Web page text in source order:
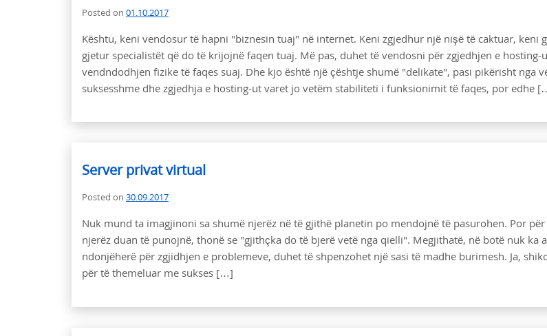
Posted on 01.10.2017
Kështu, keni vendosur të hapni "biznesin tuaj" në internet. Keni zgjedhur një nişë të caktuar, keni
gjetur specialistët që do të krijojnë faqen tuaj. Më pas, duhet të vendosni për zgjedhjen e hosting-
vendndodhjen fizike të faqes suaj. Dhe kjo është një çështje shumë "delikate", pasi pikërisht nga
suksesshme dhe zgjedhja e hosting-ut varet jo vetëm stabiliteti i funksionimit të faqes, por edhe
Server privat virtual
Posted on 30.09.2017
Nuk mund ta imagjinoni sa shumë njerëz në të gjithë planetin po mendojnë të pasurohen. Por
njerëz duan të punojnë, thonë se "gjithçka do të bjerë vetë nga qielli". Megjithatë, në botë nuk ka
ndonjëherë për zgjidhjen e problemeve, duhet të shpenzohet një sasi të madhe burimesh. Ja,
për të themeluar me sukses […]